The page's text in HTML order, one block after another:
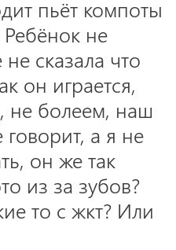
пьёт компоты
не
сказала что
он играется,
не болеем, наш
а я не
он же так
из за зубов?
то с жкт? Или